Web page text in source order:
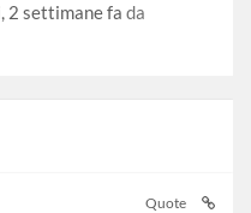
2 settimane fa da
Quote